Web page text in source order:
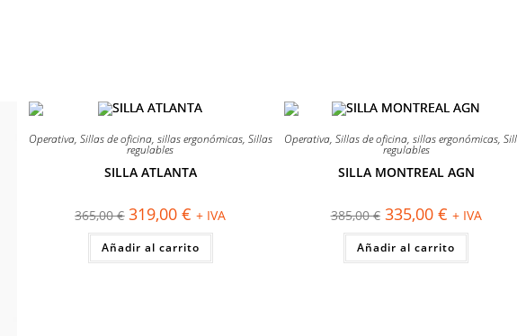
Operativa, Sillas de oficina, sillas ergonómicas, Sillas
regulables
SILLA ATLANTA
365,00€ El
precio
original
era:
365,00 €.
319,00€ El
precio
actual
es:
319,00 €.
+ IVA
Añadir al carrito
Operativa,Sillas de oficina,sillas ergonómicas,
regulables
SILLA MONTREAL AGN
385,00€ El
precio
original
era:
385,00 €.
335,00 €El
precio
actual
es:
335,00 €.
+ IVA
Añadir al carrito